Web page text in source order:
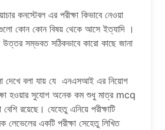
কনস্টেবল এর পরীক্ষা কিভাবে নেওয়া
গুলো কোন কোন বিষয় থেকে আসে ইত্যাদি ।
সম্ভবত সঠিকভাবে কারো কাছে জানা
দেখে বলা যায় যে এনএসআই এর নিয়োগ
হওয়ার সুযোগ অনেক কম শুধু মাত্র mcq
বেশি রয়েছে। যেহেতু এনিয়ে পরীক্ষাটি
লেভেলের একটি পরীক্ষা সেহেতু লিখিত